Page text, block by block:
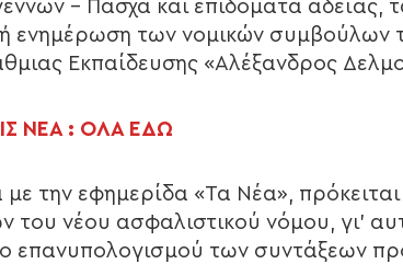
– Πάσχα και επιδόματα
ενημέρωση των νομικών συμβούλων
Εκπαίδευσης «Αλέξανδρος
ΝΕΑ : ΟΛΑ ΕΔΩ
την εφημερίδα «Τα Νέα»,
του νέου ασφαλιστικού νόμου, γι’
επανυπολογισμού των συντάξεων